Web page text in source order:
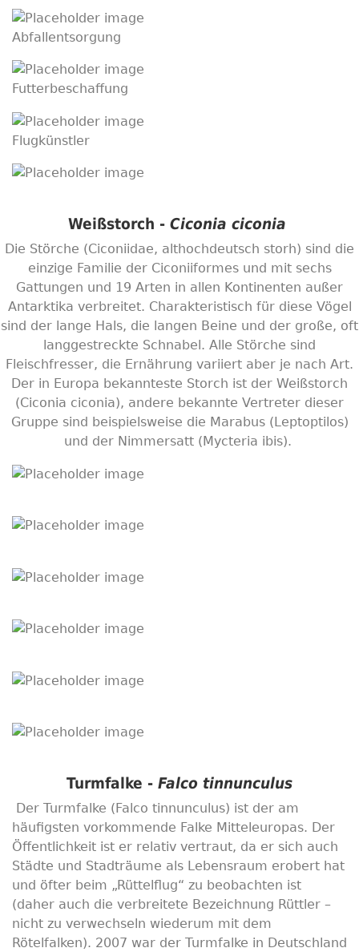
Abfallentsorgung
Futterbeschaffung
Flugkünstler
Weißstorch - Ciconia ciconia
Die Störche (Ciconiidae, althochdeutsch storh) sind die
einzige Familie der Ciconiiformes und mit sechs
Gattungen und 19 Arten in allen Kontinenten außer
Antarktika verbreitet. Charakteristisch für diese Vögel
sind der lange Hals, die langen Beine und der große, oft
langgestreckte Schnabel. Alle Störche sind
Fleischfresser, die Ernährung variiert aber je nach Art.
Der in Europa bekannteste Storch ist der Weißstorch
(Ciconia ciconia), andere bekannte Vertreter dieser
Gruppe sind beispielsweise die Marabus (Leptoptilos)
und der Nimmersatt (Mycteria ibis).
Turmfalke - Falco tinnunculus
Der Turmfalke (Falco tinnunculus) ist der am
häufigsten vorkommende Falke Mitteleuropas. Der
Öffentlichkeit ist er relativ vertraut, da er sich auch
Städte und Stadträume als Lebensraum erobert hat
und öfter beim „Rüttelflug“ zu beobachten ist
(daher auch die verbreitete Bezeichnung Rüttler –
nicht zu verwechseln wiederum mit dem
Rötelfalken). 2007 war der Turmfalke in Deutschland